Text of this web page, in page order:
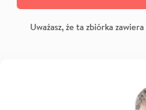
Uważasz, że ta zbiórka zawiera